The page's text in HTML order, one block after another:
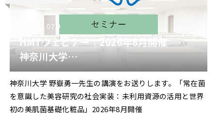
2026.07.9
HMTウェビナー｜2026年8月開催
神奈川大学
野嶽勇一 先生 特別講演
「常在菌を意識した美容研究の社会実
装：
神奈川大学 野嶽勇一先生の講演をお送りします。「常在菌
を意識した美容研究の社会実装：未利用資源の活用と世界
初の美肌菌基礎化粧品」2026年8月開催